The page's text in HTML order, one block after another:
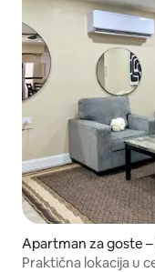
Apartman za goste
Praktična lokacija u